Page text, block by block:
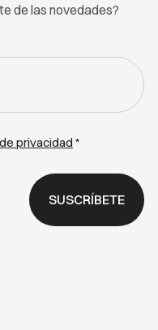
de las novedades?
privacidad *
SUSCRÍBETE